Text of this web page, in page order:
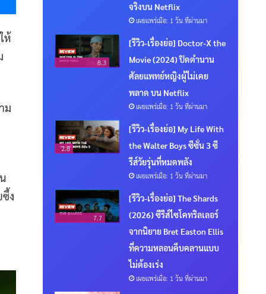
ห้
ม
ง
จริงบน Netflix
เผยแพร่เมื่อ: 1 วัน ที่ผ่านมา
8.3
[รีวิว-เรื่องย่อ] Doctor-X the
Movie (2024) ปิดตำนาน
ศัลยแพทย์หญิงผู้ไม่เคย
พลาด บน Netflix
เผยแพร่เมื่อ: 1 วัน ที่ผ่านมา
2.8
[รีวิว-เรื่องย่อ] My Life With
the Walter Boys ซีซั่น 3 ซี
รีส์วัยรุ่นที่หมดพลัง
เผยแพร่เมื่อ: 1 วัน ที่ผ่านมา
7.7
[รีวิว-เรื่องย่อ] The Shards
(2026) ซีรีส์ไซโคทริลเลอร์
จากนิยาย Bret Easton Ellis
ที่ความหลอนคืบคลานแบบ
ไม่ต้องเร่ง
เผยแพร่เมื่อ: 1 วัน ที่ผ่านมา